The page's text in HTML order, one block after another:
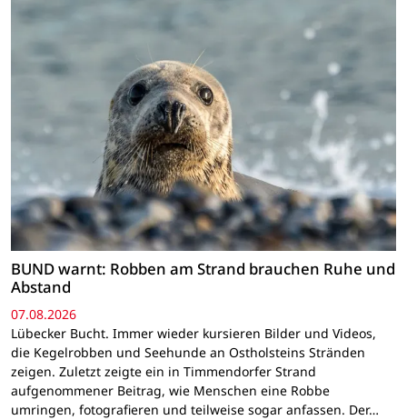
BUND warnt: Robben am Strand brauchen Ruhe und
Abstand
07.08.2026
Lübecker Bucht. Immer wieder kursieren Bilder und Videos,
die Kegelrobben und Seehunde an Ostholsteins Stränden
zeigen. Zuletzt zeigte ein in Timmendorfer Strand
aufgenommener Beitrag, wie Menschen eine Robbe
umringen, fotografieren und teilweise sogar anfassen. Der…